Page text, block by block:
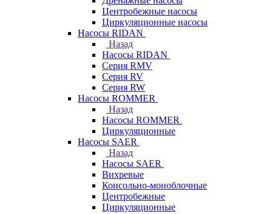
Центробежные насосы
Циркуляционные насосы
Насосы RIDAN
Назад
Насосы RIDAN
Серия RMV
Серия RV
Серия RW
Насосы ROMMER
Назад
Насосы ROMMER
Циркуляционные
Насосы SAER
Назад
Насосы SAER
Вихревые
Консольно-моноблочные
Центробежные
Циркуляционные